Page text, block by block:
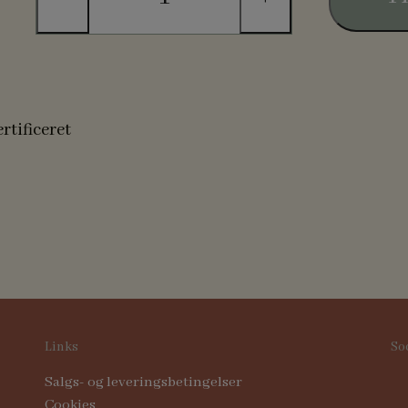
Links
Salgs- og leveringsbetingelser